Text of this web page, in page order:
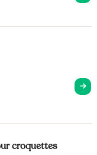
croquettes